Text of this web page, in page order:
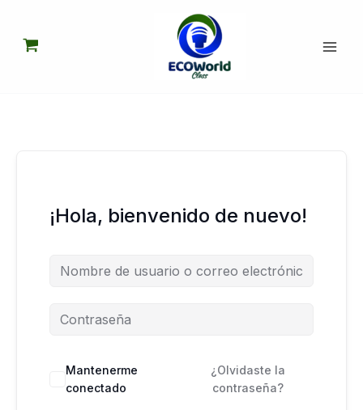
contenido
¡Hola, bienvenido de nuevo!
Mantenerme
conectado
¿Olvidaste la
contraseña?